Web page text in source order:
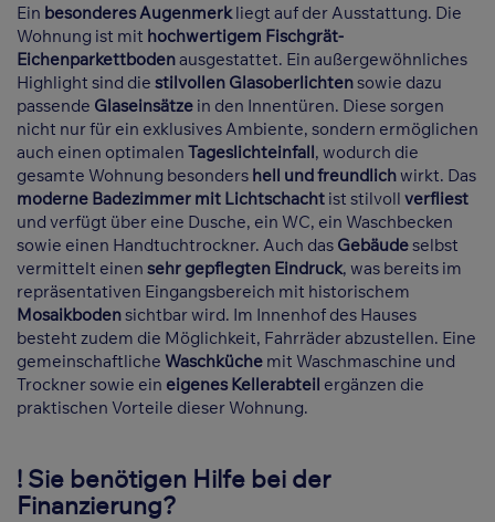
Ein besonderes Augenmerkliegt auf der Ausstattung. Die
Wohnung ist mit hochwertigem Fischgrät-
Eichenparkettbodenausgestattet. Ein außergewöhnliches
Highlight sind die stilvollen Glasoberlichtensowie dazu
passende Glaseinsätze in den Innentüren. Diese sorgen
nicht nur für ein exklusives Ambiente, sondern ermöglichen
auch einen optimalen Tageslichteinfall, wodurch die
gesamte Wohnung besonders hell und freundlichwirkt. Das
moderne Badezimmer mit Lichtschacht ist stilvoll verfliest
und verfügt über eine Dusche, ein WC, ein Waschbecken
sowie einen Handtuchtrockner. Auch das Gebäudeselbst
vermittelt einen sehr gepflegten Eindruck, was bereits im
repräsentativen Eingangsbereich mit historischem
Mosaikbodensichtbar wird. Im Innenhof des Hauses
besteht zudem die Möglichkeit, Fahrräder abzustellen. Eine
gemeinschaftliche Waschküche mit Waschmaschine und
Trockner sowie ein eigenes Kellerabteil ergänzen die
praktischen Vorteile dieser Wohnung.
! Sie benötigen Hilfe bei der
Finanzierung?